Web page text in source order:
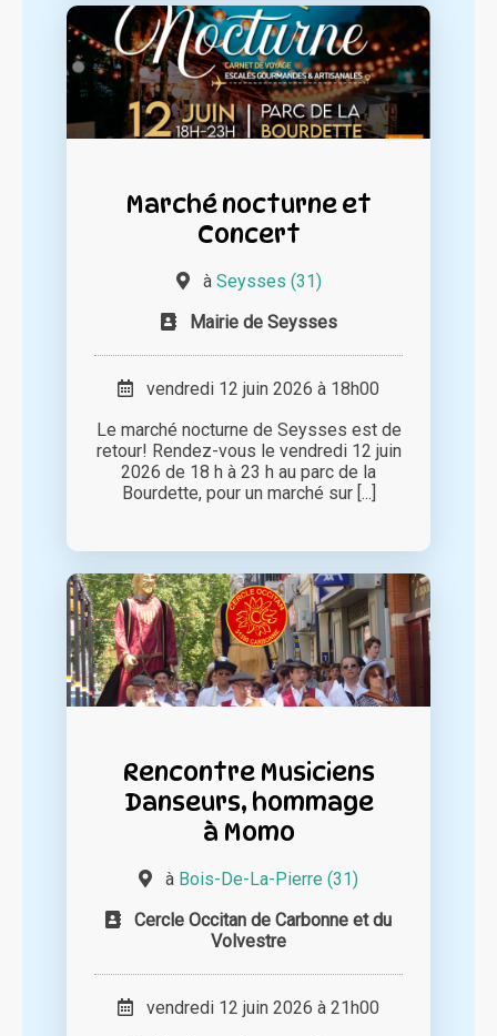
Marché nocturne et
Concert
à Seysses (31)
Mairie de Seysses
vendredi 12 juin 2026 à 18h00
Le marché nocturne de Seysses est de
retour! Rendez-vous le vendredi 12 juin
2026 de 18 h à 23 h au parc de la
Bourdette, pour un marché sur [...]
Rencontre Musiciens
Danseurs, hommage
à Momo
à Bois-De-La-Pierre (31)
Cercle Occitan de Carbonne et du
Volvestre
vendredi 12 juin 2026 à 21h00